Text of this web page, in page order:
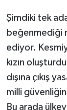
Şimdiki tek
beğenmediği
ediyor.
kızın
dışına çıkış
milli
Bu arada